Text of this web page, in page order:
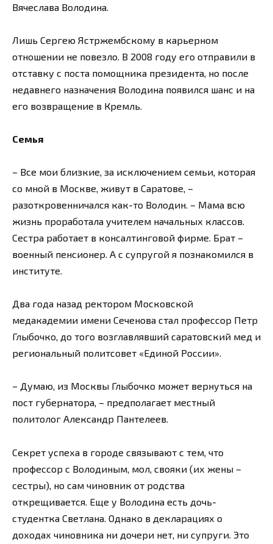
Вячеслава Володина.
Лишь Сергею Ястржембскому в карьерном
отношении не повезло. В 2008 году его отправили в
отставку с поста помощника президента, но после
недавнего назначения Володина появился шанс и на
его возвращение в Кремль.
Семья
– Все мои близкие, за исключением семьи, которая
со мной в Москве, живут в Саратове, –
разоткровенничался как-то Володин. – Мама всю
жизнь проработала учителем начальных классов.
Сестра работает в консалтинговой фирме. Брат –
военный пенсионер. А с супругой я познакомился в
институте.
Два года назад ректором Московской
медакадемии имени Сеченова стал профессор Петр
Глыбочко, до того возглавлявший саратовский мед и
региональный политсовет «Единой России».
– Думаю, из Москвы Глыбочко может вернуться на
пост губернатора, – предполагает местный
политолог Александр Пантелеев.
Секрет успеха в городе связывают с тем, что
профессор с Володиным, мол, свояки (их жены –
сестры), но сам чиновник от родства
открещивается. Еще у Володина есть дочь-
студентка Светлана. Однако в декларациях о
доходах чиновника ни дочери нет, ни супруги. Это